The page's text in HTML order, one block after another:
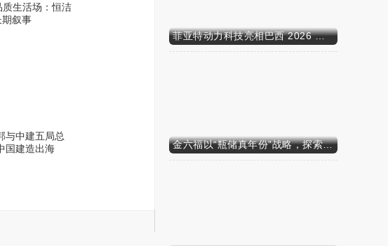
质生活场：恒洁
叙事
与中建五局总
国建造出海
菲亚特动力科技亮相巴西 2026 年农业展，动力技术提升到新高度
金六福以“瓶储真年份”战略，探索白酒行业价值新范式